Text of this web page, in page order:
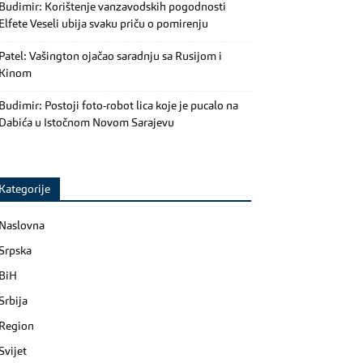
Korištenje vanzavodskih pogodnosti
Veseli ubija svaku priču o pomirenju
Vašington ojačao saradnju sa Rusijom i
Postoji foto-robot lica koje je pucalo na
u Istočnom Novom Sarajevu